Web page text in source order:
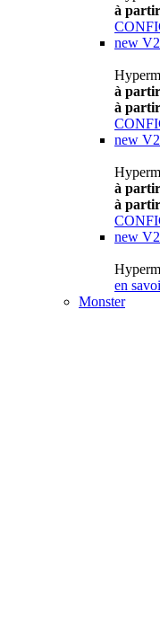
à partir
new V2
à partir
à
new
à partir
à
new
en
Monster